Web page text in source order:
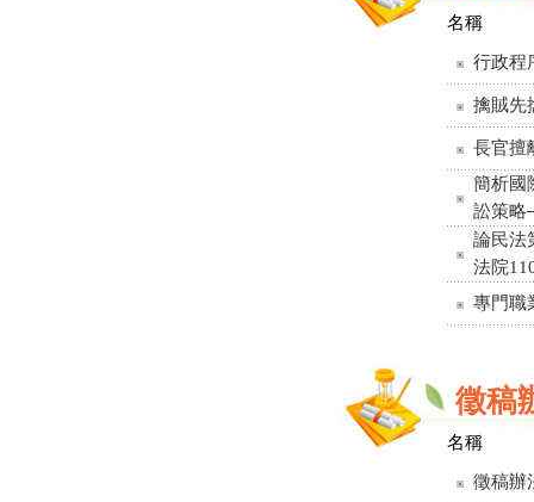
名稱
行政程
擒賊先
長官擅
簡析國
訟策略
論民法
法院
專門職
徵稿
名稱
徵稿辦